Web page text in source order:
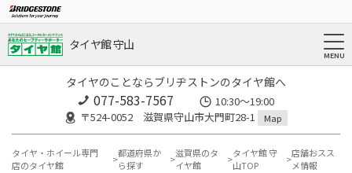
タイヤ館 守山
タイヤのことならブリヂストンのタイヤ館へ
077-583-7567
10:30～19:00
〒524-0052 滋賀県守山市大門町28-1
Map
タイヤ・ホイール専門
店のタイヤ館
都道府県か
ら探す
滋賀県のタ
イヤ館
タイヤ館 守
山TOP
店舗おスス
メ情報